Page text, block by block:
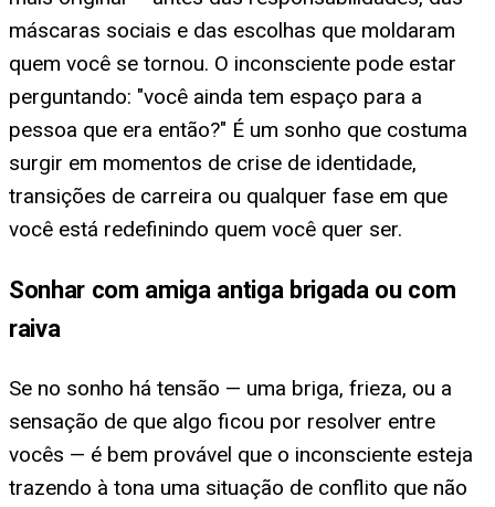
máscaras sociais e das escolhas que moldaram
quem você se tornou. O inconsciente pode estar
perguntando: "você ainda tem espaço para a
pessoa que era então?" É um sonho que costuma
surgir em momentos de crise de identidade,
transições de carreira ou qualquer fase em que
você está redefinindo quem você quer ser.
Sonhar com amiga antiga brigada ou com
raiva
Se no sonho há tensão — uma briga, frieza, ou a
sensação de que algo ficou por resolver entre
vocês — é bem provável que o inconsciente esteja
trazendo à tona uma situação de conflito que não